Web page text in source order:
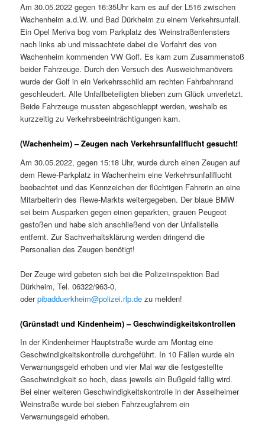
Am 30.05.2022 gegen 16:35Uhr kam es auf der L516 zwischen
Wachenheim a.d.W. und Bad Dürkheim zu einem Verkehrsunfall.
Ein Opel Meriva bog vom Parkplatz des Weinstraßenfensters
nach links ab und missachtete dabei die Vorfahrt des von
Wachenheim kommenden VW Golf. Es kam zum Zusammenstoß
beider Fahrzeuge. Durch den Versuch des Ausweichmanövers
wurde der Golf in ein Verkehrsschild am rechten Fahrbahnrand
geschleudert. Alle Unfallbeteiligten blieben zum Glück unverletzt.
Beide Fahrzeuge mussten abgeschleppt werden, weshalb es
kurzzeitig zu Verkehrsbeeinträchtigungen kam.
(Wachenheim) – Zeugen nach Verkehrsunfallflucht gesucht!
Am 30.05.2022, gegen 15:18 Uhr, wurde durch einen Zeugen auf
dem Rewe-Parkplatz in Wachenheim eine Verkehrsunfallflucht
beobachtet und das Kennzeichen der flüchtigen Fahrerin an eine
Mitarbeiterin des Rewe-Markts weitergegeben. Der blaue BMW
sei beim Ausparken gegen einen geparkten, grauen Peugeot
gestoßen und habe sich anschließend von der Unfallstelle
entfernt. Zur Sachverhaltsklärung werden dringend die
Personalien des Zeugen benötigt!
Der Zeuge wird gebeten sich bei die Polizeiinspektion Bad
Dürkheim, Tel. 06322/963-0,
oderpibadduerkheim@polizei.rlp.de zu melden!
(Grünstadt und Kindenheim) – Geschwindigkeitskontrollen
In der Kindenheimer Hauptstraße wurde am Montag eine
Geschwindigkeitskontrolle durchgeführt. In 10 Fällen wurde ein
Verwarnungsgeld erhoben und vier Mal war die festgestellte
Geschwindigkeit so hoch, dass jeweils ein Bußgeld fällig wird.
Bei einer weiteren Geschwindigkeitskontrolle in der Asselheimer
Weinstraße wurde bei sieben Fahrzeugfahrern ein
Verwarnungsgeld erhoben.